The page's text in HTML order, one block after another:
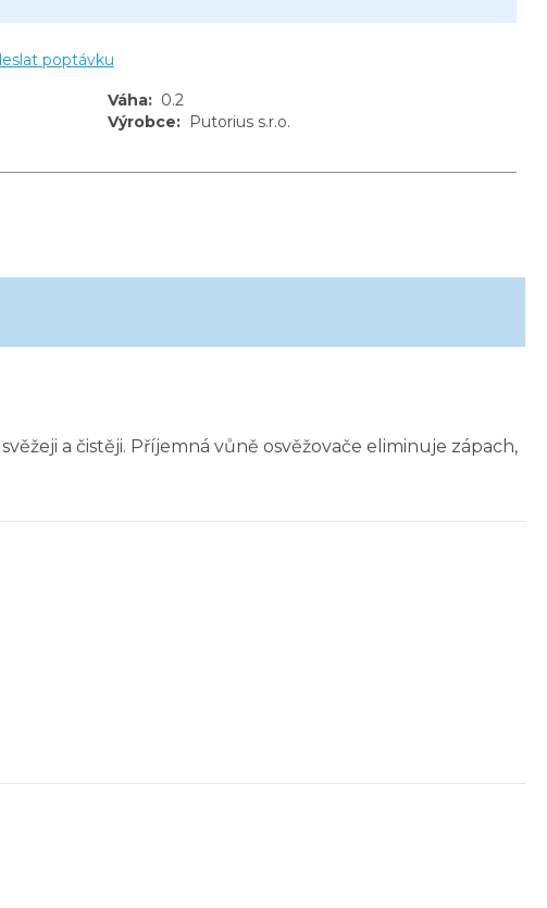
poptávku
Váha: 0.2
Výrobce: Putorius s.r.o.
a čistěji. Příjemná vůně osvěžovače eliminuje zápach,